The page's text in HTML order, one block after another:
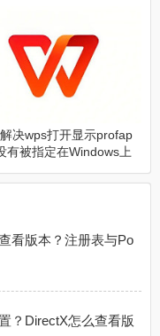
决wps打开显示profap
有被指定在Windows上
看版本？注册表与Po
？DirectX怎么查看版